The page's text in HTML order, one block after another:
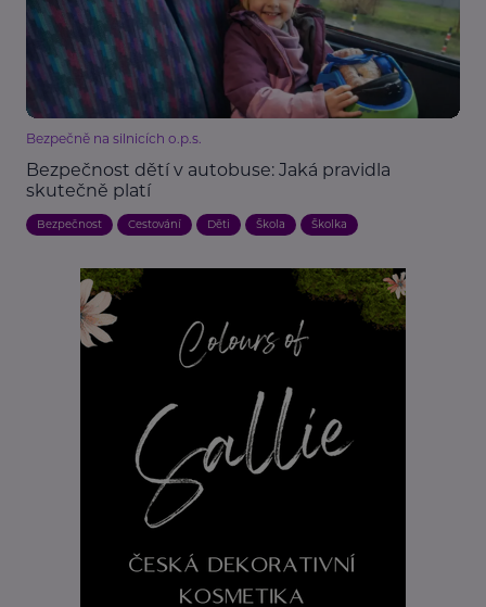
Bezpečně na silnicích o.p.s.
Bezpečnost dětí v autobuse: Jaká pravidla
skutečně platí
Bezpečnost Cestování Děti Škola Školka